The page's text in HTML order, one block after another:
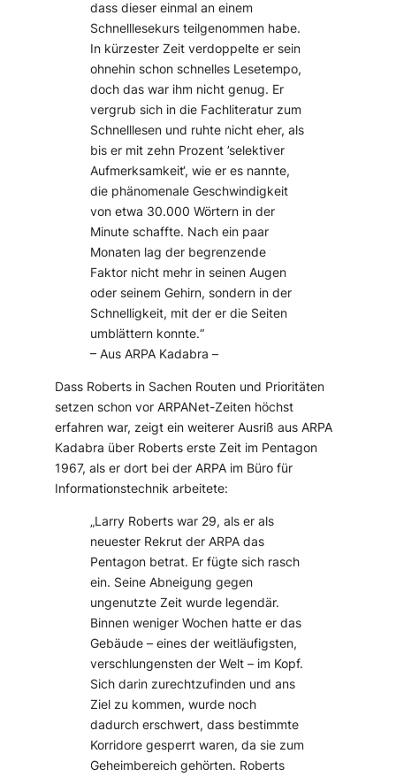
dass dieser einmal an einem
Schnelllesekurs teilgenommen habe.
In kürzester Zeit verdoppelte er sein
ohnehin schon schnelles Lesetempo,
doch das war ihm nicht genug. Er
vergrub sich in die Fachliteratur zum
Schnelllesen und ruhte nicht eher, als
bis er mit zehn Prozent ’selektiver
Aufmerksamkeit‘, wie er es nannte,
die phänomenale Geschwindigkeit
von etwa 30.000 Wörtern in der
Minute schaffte. Nach ein paar
Monaten lag der begrenzende
Faktor nicht mehr in seinen Augen
oder seinem Gehirn, sondern in der
Schnelligkeit, mit der er die Seiten
umblättern konnte.“
– Aus ARPA Kadabra –
Dass Roberts in Sachen Routen und Prioritäten
setzen schon vor ARPANet-Zeiten höchst
erfahren war, zeigt ein weiterer Ausriß aus ARPA
Kadabra über Roberts erste Zeit im Pentagon
1967, als er dort bei der ARPA im Büro für
Informationstechnik arbeitete:
„Larry Roberts war 29, als er als
neuester Rekrut der ARPA das
Pentagon betrat. Er fügte sich rasch
ein. Seine Abneigung gegen
ungenutzte Zeit wurde legendär.
Binnen weniger Wochen hatte er das
Gebäude – eines der weitläufigsten,
verschlungensten der Welt – im Kopf.
Sich darin zurechtzufinden und ans
Ziel zu kommen, wurde noch
dadurch erschwert, dass bestimmte
Korridore gesperrt waren, da sie zum
Geheimbereich gehörten. Roberts